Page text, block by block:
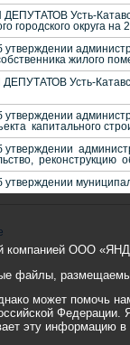
Усть-
городского округа на
жилого
Усть-
капитального
реконструкцию
компанией ООО
файлы,
может помочь
эту информацию